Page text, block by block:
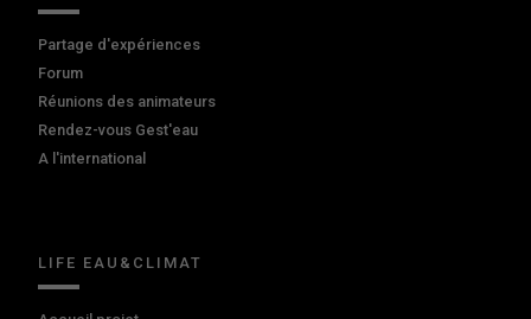
Partage d'expériences
Forum
Réunions des animateurs
Rendez-vous Gest'eau
A l'international
LIFE EAU&CLIMAT